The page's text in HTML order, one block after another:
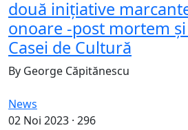
două inițiative
onoare -post mortem
Casei de Cultură
By George Căpitănescu
News
02 Noi 2023 · 296